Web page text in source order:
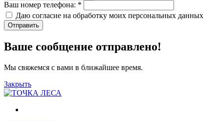
Ваш номер телефона: *
Даю согласие на обработку моих персональных данных
Отправить
Ваше сообщение отправлено!
Мы свяжемся с вами в ближайшее время.
Закрыть